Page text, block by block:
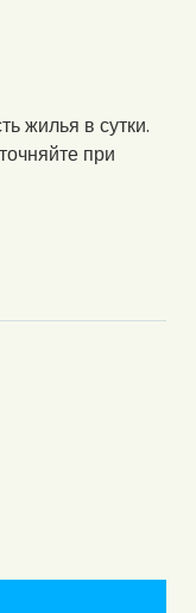
жилья в сутки.
при